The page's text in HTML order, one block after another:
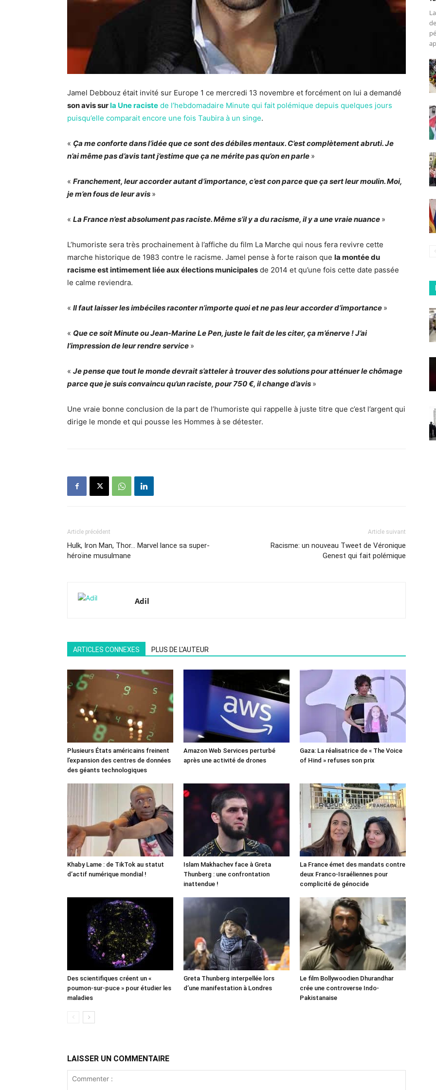
Jamel Debbouz était invité sur Europe 1 ce mercredi 13 novembre et forcément on lui a demandé
son avis surla Une raciste de l’hebdomadaire Minute qui fait polémique depuis quelques jours
puisqu’elle comparait encore une fois Taubira à un singe.
« Ça me conforte dans l’idée que ce sont des débiles mentaux. C’est complètement abruti. Je
n’ai même pas d’avis tant j’estime que ça ne mérite pas qu’on en parle »
« Franchement, leur accorder autant d’importance, c’est con parce que ça sert leur moulin. Moi,
je m’en fous de leur avis »
« La France n’est absolument pas raciste. Même s’il y a du racisme, il y a une vraie nuance »
L’humoriste sera très prochainement à l’affiche du film La Marche qui nous fera revivre cette
marche historique de 1983 contre le racisme. Jamel pense à forte raison que la montée du
racisme est intimement liée aux élections municipales de 2014 et qu’une fois cette date passée
le calme reviendra.
« Il faut laisser les imbéciles raconter n’importe quoi et ne pas leur accorder d’importance »
« Que ce soit Minute ou Jean-Marine Le Pen, juste le fait de les citer, ça m’énerve ! J’ai
l’impression de leur rendre service »
« Je pense que tout le monde devrait s’atteler à trouver des solutions pour atténuer le chômage
parce que je suis convaincu qu’un raciste, pour 750 €, il change d’avis »
Une vraie bonne conclusion de la part de l’humoriste qui rappelle à juste titre que c’est l’argent qui
dirige le monde et qui pousse les Hommes à se détester.
Article précédent
Hulk, Iron Man, Thor… Marvel lance sa super-
héroïne musulmane
Article suivant
Racisme: un nouveau Tweet de Véronique
Genest qui fait polémique
Adil
ARTICLES CONNEXES PLUS DE L'AUTEUR
Plusieurs États américains freinent
l’expansion des centres de données
des géants technologiques
Amazon Web Services perturbé
après une activité de drones
Gaza: La réalisatrice de « The Voice
of Hind » refuses son prix
Khaby Lame : de TikTok au statut
d’actif numérique mondial !
Islam Makhachev face à Greta
Thunberg : une confrontation
inattendue !
La France émet des mandats contre
deux Franco-Israéliennes pour
complicité de génocide
Des scientifiques créent un «
poumon-sur-puce » pour étudier les
maladies
Greta Thunberg interpellée lors
d’une manifestation à Londres
Le film Bollywoodien Dhurandhar
crée une controverse Indo-
Pakistanaise
LAISSER UN COMMENTAIRE